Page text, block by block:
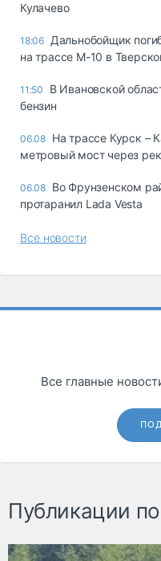
Кулачево
18:06 Дальнобойщик
на трассе М-10 в
11:50
В Ивановской
бензин
06.08 На трассе Курск –
метровый мост через
06.08 Во Фрунзенском
протаранил Lada Vesta
Все новости
Все главные
Публикации